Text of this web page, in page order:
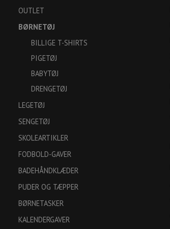
OUTLET
BØRNETØJ
BILLIGE T-SHIRTS
PIGETØJ
BABYTØJ
DRENGETØJ
LEGETØJ
SENGETØJ
SKOLEARTIKLER
FODBOLD-GAVER
BADEHÅNDKLÆDER
PUDER OG TÆPPER
BØRNETASKER
KALENDERGAVER